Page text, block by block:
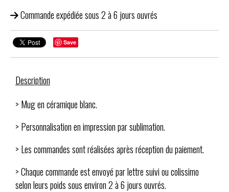
Commande expédiée sous 2 à 6 jours ouvrés
Save
Description
> Mug en céramique blanc.
> Personnalisation en impression par sublimation.
> Les commandes sont réalisées après réception du paiement.
> Chaque commande est envoyé par lettre suivi ou colissimo
selon leurs poids sous environ 2 à 6 jours ouvrés.